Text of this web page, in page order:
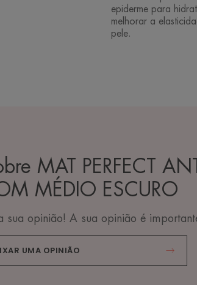
epiderme para
melhorar a
pele.
MAT PERFECT
MÉDIO ESCURO
sua opinião! A sua opinião é
UMA OPINIÃO